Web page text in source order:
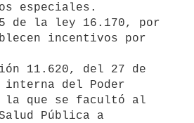
especiales.
incentivos por
del Poder
la que se facultó al
Pública a